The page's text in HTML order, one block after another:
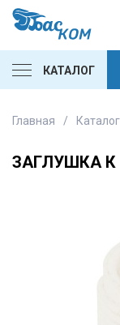
КАТАЛОГ
Главная /
ЗАГЛУШКА К